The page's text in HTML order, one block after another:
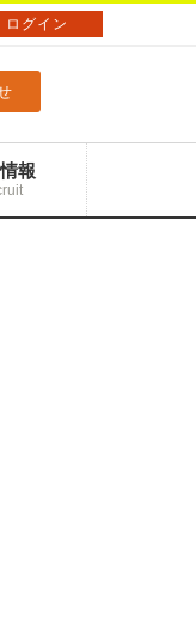
報
ログイン